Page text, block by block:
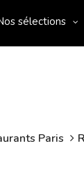
sélections
Paris